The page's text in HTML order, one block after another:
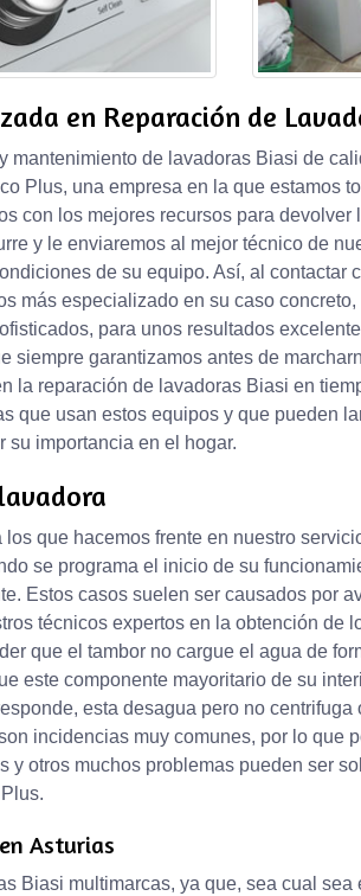
en Reparación de
mantenimiento de lavadoras Biasi de
Plus, una empresa en la que estamos
con los mejores recursos para devolver
y le enviaremos al mejor técnico de
de su equipo. Así, al contactar
más especializado en su caso
para unos resultados
siempre garantizamos antes de
la reparación de lavadoras Biasi en
que usan estos equipos y que pueden
su importancia en el hogar.
que hacemos frente en nuestro
se programa el inicio de su
Estos casos suelen ser causados por
técnicos expertos en la obtención de
que el tambor no cargue el agua de
este componente mayoritario de su
esta desagua pero no centrifuga
incidencias muy comunes, por lo que
y otros muchos problemas pueden ser
Asturias
Biasi multimarcas, ya que, sea cual sea